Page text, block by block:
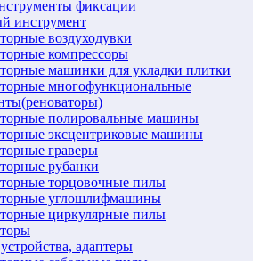
фиксации
инструмент
воздуходувки
компрессоры
машинки для укладки плитки
многофункциональные
полировальные машины
эксцентриковые машины
граверы
рубанки
торцовочные пилы
углошлифмашины
циркулярные пилы
адаптеры